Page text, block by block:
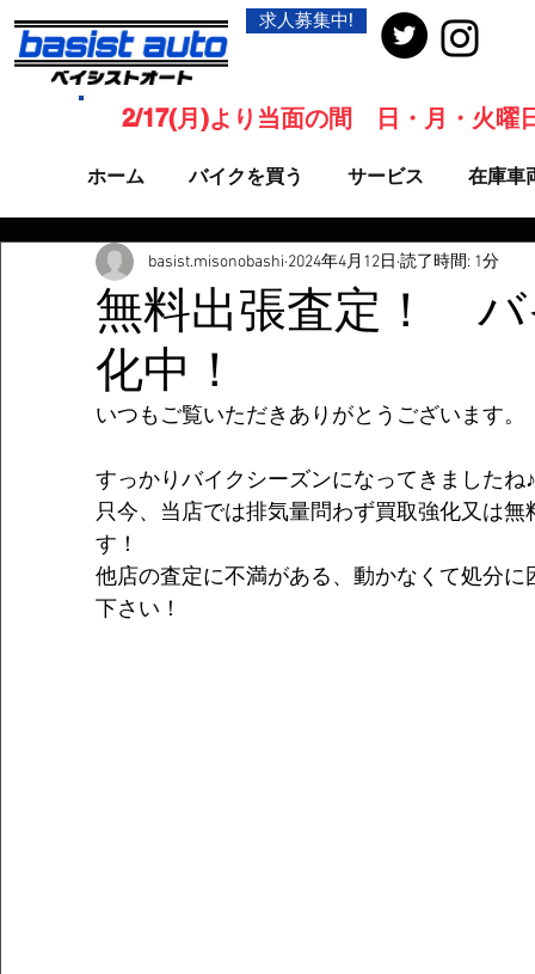
求人募集中!
ホーム バイクを買う サービス 在庫車
2/17(月)より当面の間 日・月・火曜
無料出張査定！ バ
化中！
basist.misonobashi 2024年4月12日 読了時間: 1分
いつもご覧いただきありがとうございます。
すっかりバイクシーズンになってきましたね♪
只今、当店では排気量問わず買取強化又は
す！
他店の査定に不満がある、動かなくて処分
下さい！